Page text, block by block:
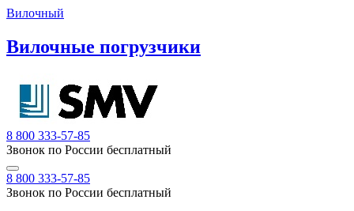
Вилочный
Вилочные погрузчики
8 800 333-57-85
Звонок по России бесплатный
8 800 333-57-85
Звонок по России бесплатный